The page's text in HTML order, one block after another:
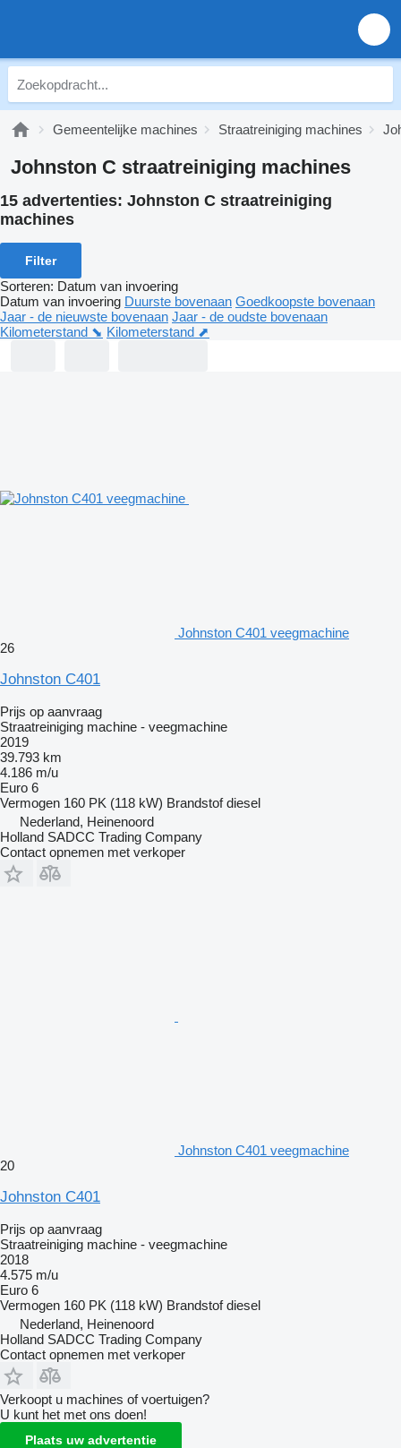
Gemeentelijke machines Straatreiniging machines
Johnston C straatreiniging machines
15 advertenties: Johnston C straatreiniging
machines
Filter
Sorteren: Datum van invoering
Datum van invoering Duurste bovenaan Goedkoopste bovenaan
Jaar - de nieuwste bovenaan Jaar - de oudste bovenaan
Kilometerstand ⬊ Kilometerstand ⬈
Johnston C401 veegmachine
26
Johnston C401
Prijs op aanvraag
Straatreiniging machine - veegmachine
2019
39.793 km
4.186 m/u
Euro 6
Vermogen 160 PK (118 kW) Brandstof diesel
Nederland, Heinenoord
Holland SADCC Trading Company
Contact opnemen met verkoper
Johnston C401 veegmachine
20
Johnston C401
Prijs op aanvraag
Straatreiniging machine - veegmachine
2018
4.575 m/u
Euro 6
Vermogen 160 PK (118 kW) Brandstof diesel
Nederland, Heinenoord
Holland SADCC Trading Company
Contact opnemen met verkoper
Verkoopt u machines of voertuigen?
U kunt het met ons doen!
Plaats uw advertentie